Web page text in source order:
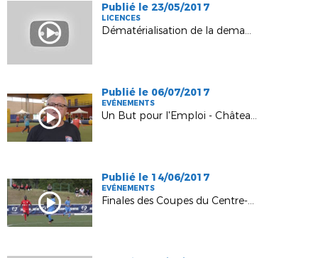
Publié le 23/05/2017
LICENCES
Dématérialisation de la demande de licence
Publié le 06/07/2017
EVÉNEMENTS
Un But pour l'Emploi - Châteauroux 2017
Publié le 14/06/2017
EVÉNEMENTS
Finales des Coupes du Centre-Val de Loire 2017